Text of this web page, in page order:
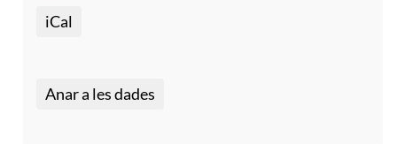
iCal
Anar a les dades